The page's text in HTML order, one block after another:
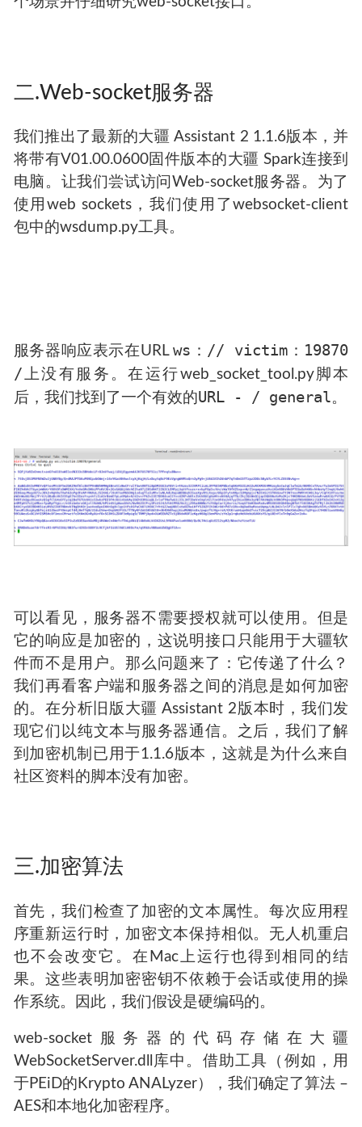
二.Web-socket服务器
我们推出了最新的大疆 Assistant 2 1.1.6版本，并
将带有V01.00.0600固件版本的大疆 Spark连接到
电脑。让我们尝试访问Web-socket服务器。为了
使用web sockets，我们使用了websocket-client
包中的wsdump.py工具。
服务器响应表示在URLws：// victim：19870
/上没有服务。在运行web_socket_tool.py脚本
后，我们找到了一个有效的URL - / general。
可以看见，服务器不需要授权就可以使用。但是
它的响应是加密的，这说明接口只能用于大疆软
件而不是用户。那么问题来了：它传递了什么？
我们再看客户端和服务器之间的消息是如何加密
的。在分析旧版大疆 Assistant 2版本时，我们发
现它们以纯文本与服务器通信。之后，我们了解
到加密机制已用于1.1.6版本，这就是为什么来自
社区资料的脚本没有加密。
三.加密算法
首先，我们检查了加密的文本属性。每次应用程
序重新运行时，加密文本保持相似。无人机重启
也不会改变它。在Mac上运行也得到相同的结
果。这些表明加密密钥不依赖于会话或使用的操
作系统。因此，我们假设是硬编码的。
web-socket服务器的代码存储在大疆
WebSocketServer.dll库中。借助工具（例如，用
于PEiD的Krypto ANALyzer），我们确定了算法 –
AES和本地化加密程序。